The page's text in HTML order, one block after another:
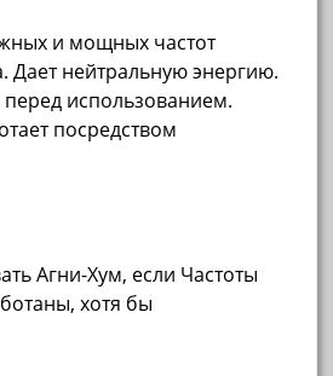
и мощных частот
Дает нейтральную энергию.
перед использованием.
посредством
Агни-Хум, если Частоты
хотя бы